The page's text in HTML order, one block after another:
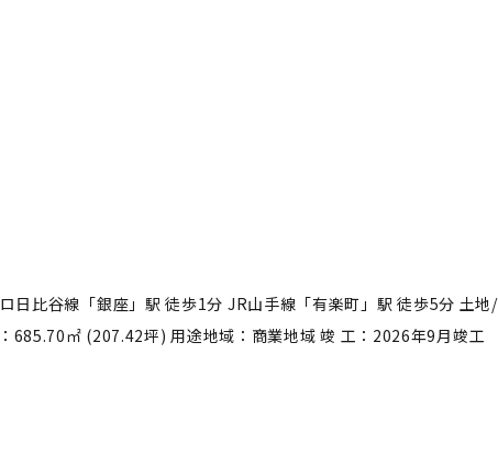
日比谷線「銀座」駅 徒歩1分 JR山手線「有楽町」駅 徒歩5分 土地/
685.70㎡ (207.42坪) 用途地域：商業地域 竣 工：2026年9月竣工